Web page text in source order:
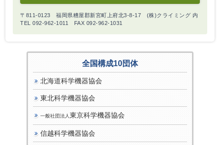
〒811-0123 福岡県糟屋郡新宮町上府北3-8-17 (株)クライミング 内
TEL 092-962-1011 FAX 092-962-1031
全国構成10団体
北海道科学機器協会
東北科学機器協会
一般社団法人 東京科学機器協会
信越科学機器協会